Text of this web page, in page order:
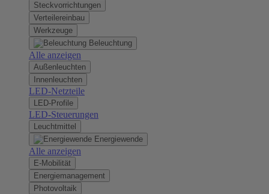
Steckvorrichtungen
Verteilereinbau
Werkzeuge
Beleuchtung
Alle anzeigen
Außenleuchten
Innenleuchten
LED-Netzteile
LED-Profile
LED-Steuerungen
Leuchtmittel
Energiewende
Alle anzeigen
E-Mobilität
Energiemanagement
Photovoltaik